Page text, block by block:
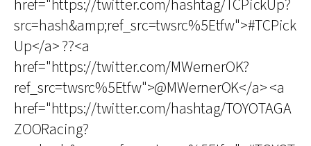
href="https://twitter.com/hashtag/TCPickUp?
src=hash&amp;ref_src=twsrc%5Etfw">#TCPick
Up</a> ??<a
href="https://twitter.com/MWernerOK?
ref_src=twsrc%5Etfw">@MWernerOK</a> <a
href="https://twitter.com/hashtag/TOYOTAGA
ZOORacing?